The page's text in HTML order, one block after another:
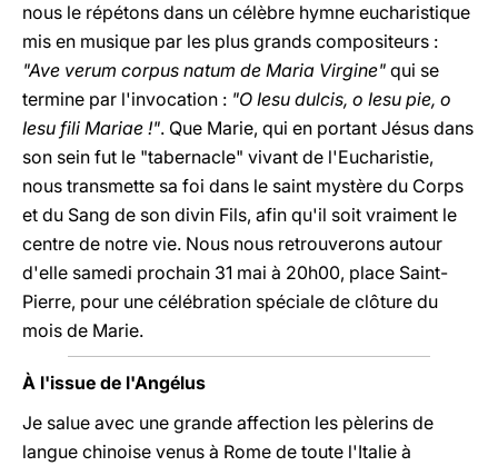
nous le répétons dans un célèbre hymne eucharistique
mis en musique par les plus grands compositeurs :
"Ave verum corpus natum de Maria Virgine" qui se
termine par l'invocation : "O Iesu dulcis, o Iesu pie, o
Iesu fili Mariae !". Que Marie, qui en portant Jésus dans
son sein fut le "tabernacle" vivant de l'Eucharistie,
nous transmette sa foi dans le saint mystère du Corps
et du Sang de son divin Fils, afin qu'il soit vraiment le
centre de notre vie. Nous nous retrouverons autour
d'elle samedi prochain 31 mai à 20h00, place Saint-
Pierre, pour une célébration spéciale de clôture du
mois de Marie.
À l'issue de l'Angélus
Je salue avec une grande affection les pèlerins de
langue chinoise venus à Rome de toute l'Italie à